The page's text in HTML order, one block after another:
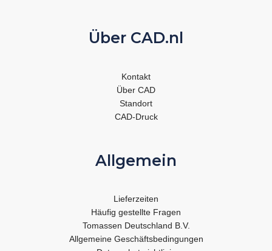
Über CAD.nl
Kontakt
Über CAD
Standort
CAD-Druck
Allgemein
Lieferzeiten
Häufig gestellte Fragen
Tomassen Deutschland B.V.
Allgemeine Geschäftsbedingungen